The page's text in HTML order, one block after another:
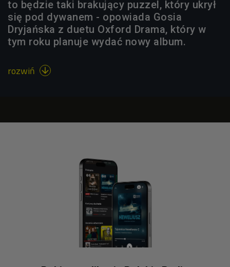
to będzie taki brakujący puzzel, który ukrył
się pod dywanem - opowiada Gosia
Dryjańska z duetu Oxford Drama, który w
tym roku planuje wydać nowy album.
rozwiń 